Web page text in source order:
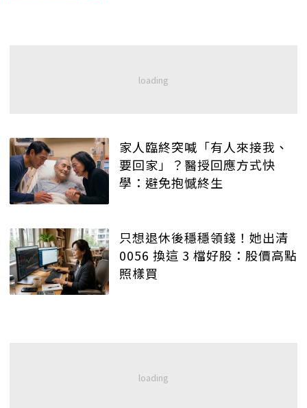
家人臨終突喊「有人來接我、
要回家」？醫授回應方式快
學：避免抱憾終生
只想退休後穩穩領錢！她出清
0056 換這 3 檔好股：股價高點
照樣買